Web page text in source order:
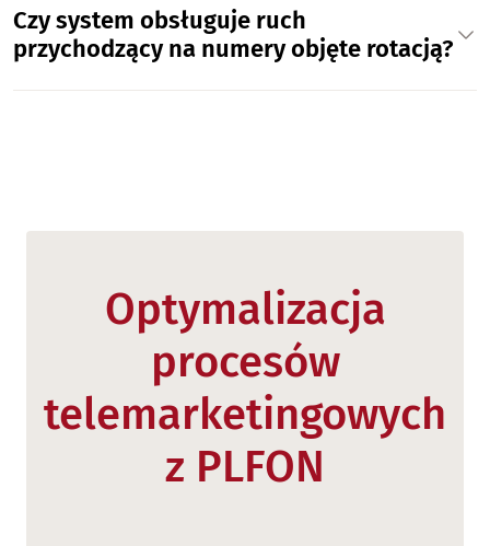
Czy system obsługuje ruch
przychodzący na numery objęte rotacją?
Optymalizacja
procesów
telemarketingowych
z PLFON